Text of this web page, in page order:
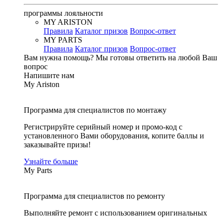
программы лояльности
MY ARISTON
Правила Каталог призов Вопрос-ответ
MY PARTS
Правила Каталог призов Вопрос-ответ
Вам нужна помощь? Мы готовы ответить на любой Ваш
вопрос
Напишите нам
My Ariston
Программа для специалистов по монтажу
Регистрируйте серийный номер и промо-код с
установленного Вами оборудования, копите баллы и
заказывайте призы!
Узнайте больше
My Parts
Программа для специалистов по ремонту
Выполняйте ремонт с использованием оригинальных